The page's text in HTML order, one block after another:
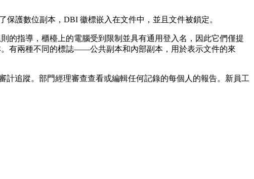
護數位副本，DBI 徽標嵌入在文件中，並且文件被鎖定。
的指導，櫃檯上的電腦受到限制並具有通用登入名，因此它們僅提
有兩種不同的標誌——公共副本和內部副本，用於表示文件的來
計追蹤。部門經理審查查看或編輯任何記錄的每個人的報告。新員工